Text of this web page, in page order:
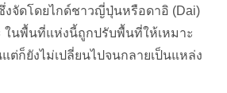
ซึ่งจัดโดยไกด์ชาวญี่ปุ่นหรือดาอิ (Dai)
ในพื้นที่แห่งนี้ถูกปรับพื้นที่ให้เหมาะ
ต่ก็ยังไม่เปลี่ยนไปจนกลายเป็นแหล่ง